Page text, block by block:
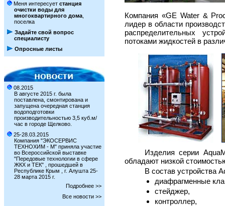
Меня интересует станция
очистки воды для
многоквартирного дома
поселка
Задайте свой вопрос
специалисту
Опросные листы
08.2015
В августе 2015 г. была
поставлена, смонтирована и
запущена очередная станция
водоподготовки
производительностью 3,5 куб.м/
час в городе Щелково.
25-28.03.2015
Компания "ЭКОСЕРВИС
ТЕХНОХИМ - М" приняла участие
во Всероссийской выставке
"Передовые технологии в сфере
ЖКХ и ТЕК" , прошедшей в
Республике Крым , г. Алушта 25-
28 марта 2015 г.
Подробнее >>
Все новости >>
Компания «GE Water &
лидер в области
распределительных
потоками жидкостей в
Изделия серии
обладают низкой
В состав устройства
диафрагменные
стейджер,
контроллер,